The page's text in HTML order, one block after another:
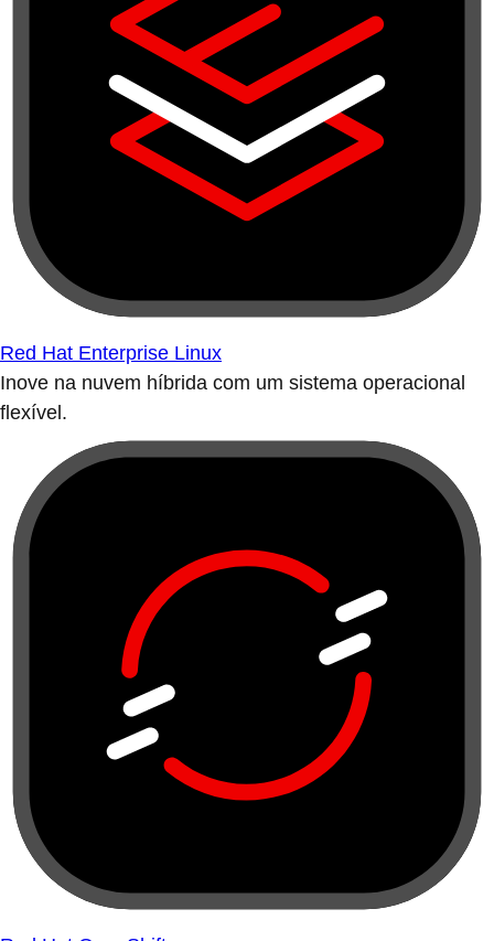
Red Hat Enterprise Linux
Inove na nuvem híbrida com um sistema operacional
flexível.